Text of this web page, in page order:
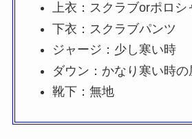
上衣：スクラブorポロシ
下衣：スクラブパンツ
ジャージ：少し寒い時
ダウン：かなり寒い時の
靴下：無地